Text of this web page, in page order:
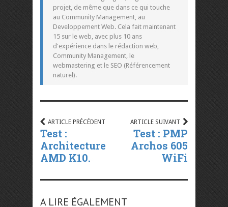
projet, de même que dans ce qui touche
au Community Management, au
Developpement Web. Cela fait maintenant
15 sur le web, avec plus 10 ans
d'expérience dans le rédaction web,
Community Management, le
webmastering et le SEO (Référencement
naturel).
ARTICLE PRÉCÉDENT
Test :
Architecture
AMD K10.
ARTICLE SUIVANT
Test : PMP
Archos 605
WiFi
A LIRE ÉGALEMENT